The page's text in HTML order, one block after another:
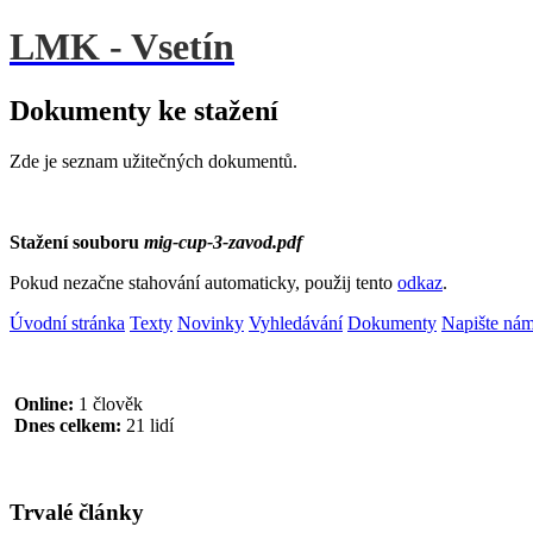
LMK - Vsetín
Dokumenty ke stažení
Zde je seznam užitečných dokumentů.
Stažení souboru mig-cup-3-zavod.pdf
Pokud nezačne stahování automaticky, použij tento odkaz.
Úvodní stránka Texty Novinky Vyhledávání Dokumenty Napište
Online: 1 člověk
Dnes celkem: 21 lidí
Trvalé články